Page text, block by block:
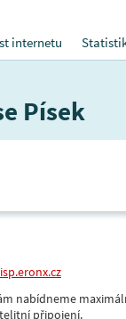
internetu
Písek
nabídneme
připojení.